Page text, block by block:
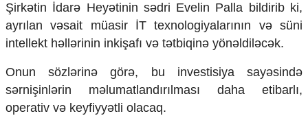
Mədəniyyət
Diaspor
Yüksəliş hekayəsi
Mədəniyyətimizin Zəfəri
Zəfər Diasporu
Səhiyyə
Ailə və uşaq
Turizm
Şirkətin İdarə Heyətinin sədri Evelin Palla bildirib ki,
ayrılan vəsait müasir İT texnologiyalarının və süni
intellekt həllərinin inkişafı və tətbiqinə yönəldiləcək.
Onun sözlərinə görə, bu investisiya sayəsində
sərnişinlərin məlumatlandırılması daha etibarlı,
operativ və keyfiyyətli olacaq.